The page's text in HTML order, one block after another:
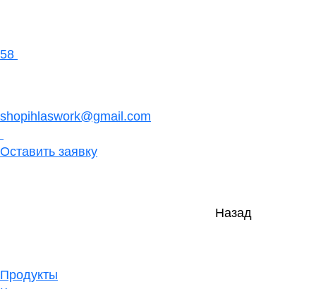
58
shopihlaswork@gmail.com
Оставить заявку
Назад
Продукты